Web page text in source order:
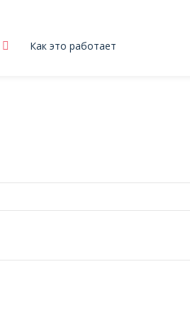
Как это работает